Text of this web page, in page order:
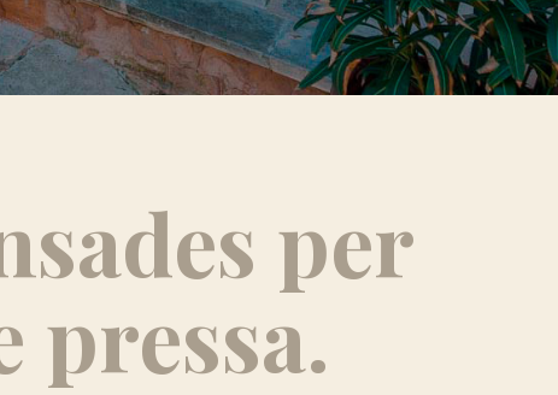
per
pressa.